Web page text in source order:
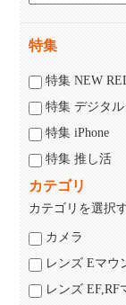
特集
特集 NEW
特集 デジタ
特集 iPhone
特集 推し活
カテゴリ
カテゴリを選択
カメラ
レンズ Eマウ
レンズ EF,RF